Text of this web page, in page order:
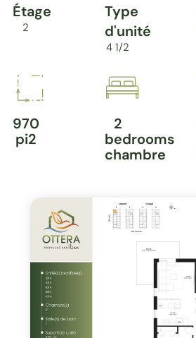
Étage
2
Type
d'unité
4 1/2
970
pi2
2
bedrooms
chambre